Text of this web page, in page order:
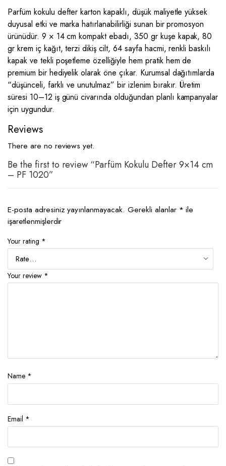
Parfüm kokulu defter karton kapaklı, düşük maliyetle yüksek
duyusal etki ve marka hatırlanabilirliği sunan bir promosyon
ürünüdür. 9 × 14 cm kompakt ebadı, 350 gr kuşe kapak, 80
gr krem iç kağıt, terzi dikiş cilt, 64 sayfa hacmi, renkli baskılı
kapak ve tekli poşetleme özelliğiyle hem pratik hem de
premium bir hediyelik olarak öne çıkar. Kurumsal dağıtımlarda
“düşünceli, farklı ve unutulmaz” bir izlenim bırakır. Üretim
süresi 10–12 iş günü civarında olduğundan planlı kampanyalar
için uygundur.
Reviews
There are no reviews yet.
Be the first to review “Parfüm Kokulu Defter 9×14 cm
– PF 1020”
E-posta adresiniz yayınlanmayacak. Gerekli alanlar * ile
işaretlenmişlerdir
Your rating *
Your review *
Name *
Email *